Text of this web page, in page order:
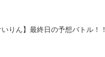
りん】最終日の予想バトル！！